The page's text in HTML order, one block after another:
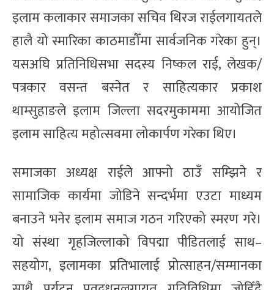
इलाम कलाकार समाजका सचिव थिरज राईलगायतले
हालै यो स्मारिका काठमाडौँमा सार्वजनिक गरेका हुन्।
यसअघि प्रतिनिधिसभा सदस्य निष्कल राई, लेखक/
पत्रकार वसन्त बस्नेत र साहित्यकार प्रकाश
थाम्सुहाङले इलाम जिल्ला सदरमुकाममा आयोजित
इलाम साहित्य महोत्सवमा लोकार्पण गरेका थिए।
समाजका अध्यक्ष राईले आफ्नो ठाउँ सम्झिने र
सामाजिक कार्यमा जोडिने सन्दर्भमा एउटा माध्यम
बनाउने भनेर इलाम समाज गठन गरिएको स्मरण गरे।
यो संस्था गृहजिल्लाको विपद्मा पीडितलाई साथ–
सहयोग, इलामका प्रतिभालाई प्रोत्साहन/सम्मानका